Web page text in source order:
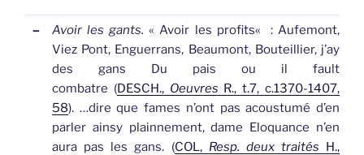
– Avoir les gants. «Avoir les profits«
: Aufemont,
Viez Pont, Enguerrans, Beaumont, Bouteillier, j’ay
des gans Du pais ou il fault
combatre (DESCH., Oeuvres R., t.7, c.1370-1407,
58). …dire que fames n’ont pas acoustumé d’en
parler ainsy plainnement, dame Eloquance n’en
aura pas lesgans. (COL, Resp. deux traités H.,